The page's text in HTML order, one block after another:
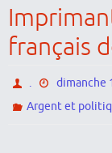
français
.
dimanche
Argent et